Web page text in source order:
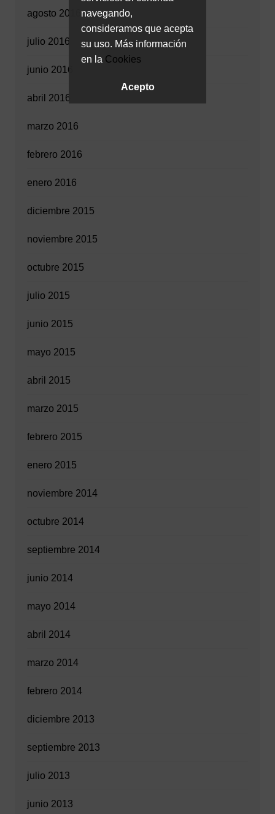
agosto 2016
julio 2016
junio 2016
abril 2016
marzo 2016
febrero 2016
enero 2016
diciembre 2015
noviembre 2015
octubre 2015
julio 2015
junio 2015
mayo 2015
abril 2015
marzo 2015
febrero 2015
enero 2015
noviembre 2014
octubre 2014
septiembre 2014
junio 2014
mayo 2014
abril 2014
marzo 2014
febrero 2014
diciembre 2013
septiembre 2013
julio 2013
junio 2013
navegando,
consideramos que acepta
su uso. Más información
en la Cookies
Acepto